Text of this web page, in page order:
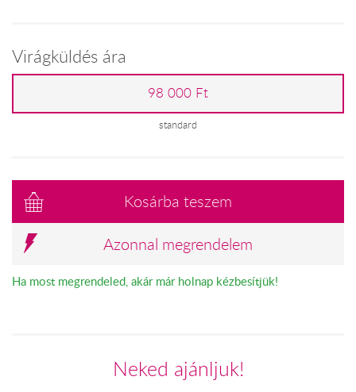
Virágküldés ára
98 000 Ft
standard
Kosárba teszem
Azonnal megrendelem
Ha most megrendeled, akár már holnap kézbesítjük!
Neked ajánljuk!